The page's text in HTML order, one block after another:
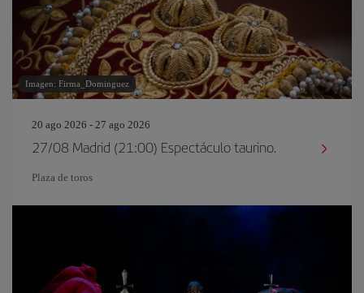
Imagen: Firma_Dominguez
20 ago 2026 - 27 ago 2026
27/08 Madrid (21:00) Espectáculo taurino.
Plaza de toros